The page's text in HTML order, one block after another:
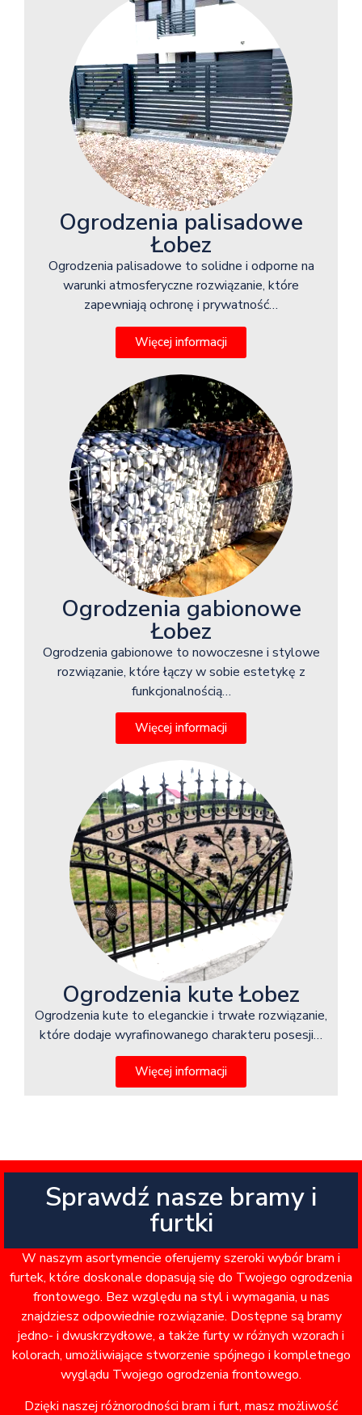
Ogrodzenia palisadowe
Łobez
Ogrodzenia palisadowe to solidne i odporne na
warunki atmosferyczne rozwiązanie, które
zapewniają ochronę i prywatność…
Więcej informacji
Ogrodzenia gabionowe
Łobez
Ogrodzenia gabionowe to nowoczesne i stylowe
rozwiązanie, które łączy w sobie estetykę z
funkcjonalnością…
Więcej informacji
Ogrodzenia kute Łobez
Ogrodzenia kute to eleganckie i trwałe rozwiązanie,
które dodaje wyrafinowanego charakteru posesji…
Więcej informacji
Sprawdź nasze bramy i
furtki
W naszym asortymencie oferujemy szeroki wybór bram i
furtek, które doskonale dopasują się do Twojego ogrodzenia
frontowego. Bez względu na styl i wymagania, u nas
znajdziesz odpowiednie rozwiązanie. Dostępne są bramy
jedno- i dwuskrzydłowe, a także furty w różnych wzorach i
kolorach, umożliwiające stworzenie spójnego i kompletnego
wyglądu Twojego ogrodzenia frontowego.
Dzięki naszej różnorodności bram i furt, masz możliwość